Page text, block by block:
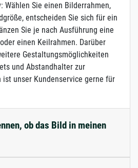
Sie einen Bilderrahmen,
entscheiden Sie sich für ein
Sie je nach Ausführung eine
einen Keilrahmen. Darüber
Gestaltungsmöglichkeiten
und Abstandhalter zur
ist unser Kundenservice gerne für
ob das Bild in meinen